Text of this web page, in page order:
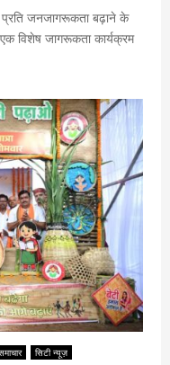
जनजागरूकता बढ़ाने के
विशेष जागरूकता कार्यक्रम
सिटी न्यूज़